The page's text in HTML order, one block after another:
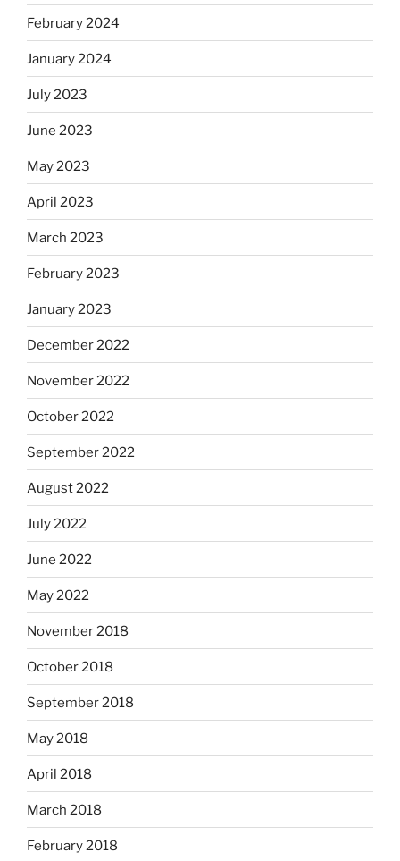
February 2024
January 2024
July 2023
June 2023
May 2023
April 2023
March 2023
February 2023
January 2023
December 2022
November 2022
October 2022
September 2022
August 2022
July 2022
June 2022
May 2022
November 2018
October 2018
September 2018
May 2018
April 2018
March 2018
February 2018